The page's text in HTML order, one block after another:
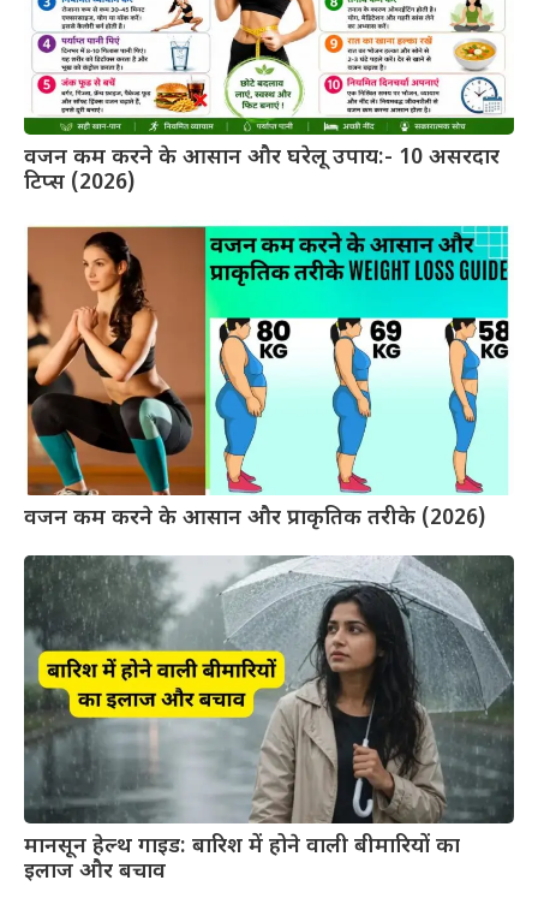
वजन कम करने के आसान और घरेलू उपाय:- 10 असरदार
टिप्स (2026)
वजन कम करने के आसान और प्राकृतिक तरीके (2026)
मानसून हेल्थ गाइड: बारिश में होने वाली बीमारियों का
इलाज और बचाव